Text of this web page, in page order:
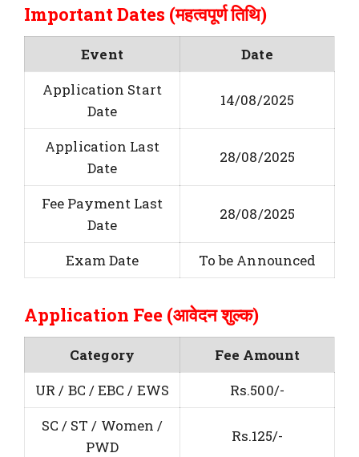
Important Dates (महत्वपूर्ण तिथि)
Event
Date
Application Start
Date
14/08/2025
Application Last
Date
28/08/2025
Fee Payment Last
Date
28/08/2025
Exam Date To be Announced
Application Fee (आवेदन शुल्क)
Category
Fee Amount
UR / BC / EBC / EWS
Rs.500/-
SC / ST / Women /
PWD
Rs.125/-